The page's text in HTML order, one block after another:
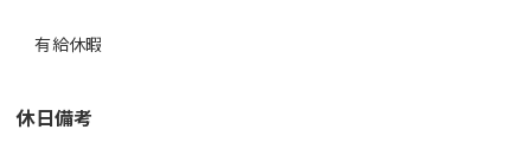
有給休暇
休日備考